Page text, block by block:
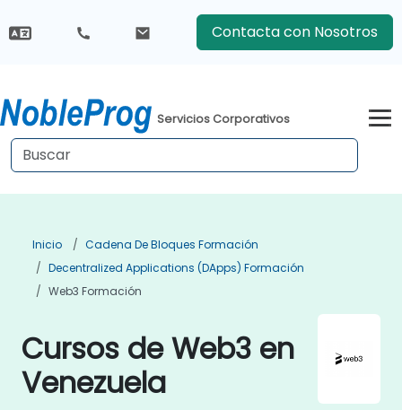
Contacta con Nosotros
Servicios Corporativos
Inicio
Cadena De Bloques Formación
Decentralized Applications (DApps) Formación
Web3 Formación
Cursos de Web3 en
Venezuela